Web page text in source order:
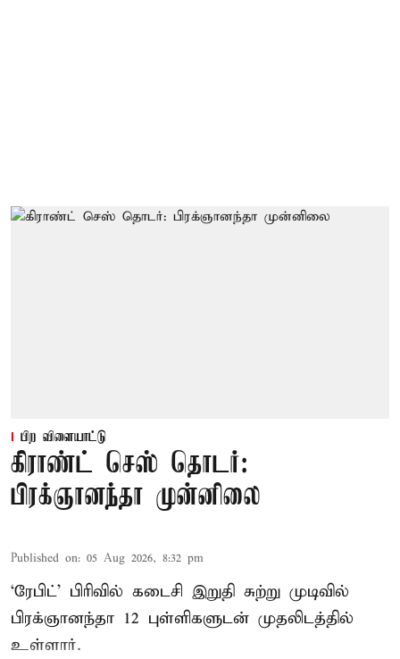
பிற விளையாட்டு
கிராண்ட் செஸ் தொடர்:
பிரக்ஞானந்தா முன்னிலை
Published on: 05 Aug 2026, 8:32 pm
‘ரேபிட்’ பிரிவில் கடைசி இறுதி சுற்று முடிவில்
பிரக்ஞானந்தா 12 புள்ளிகளுடன் முதலிடத்தில்
உள்ளார்.